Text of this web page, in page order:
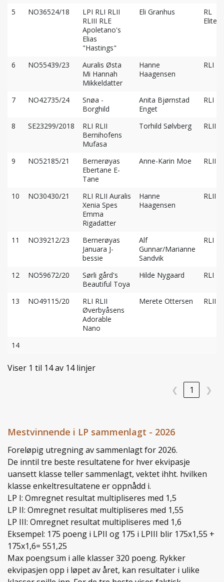
5 NO36524/18
LPI RLI RLII
RLIII RLE
Apoletano's
Elias
"Hastings"
Eli Granhus
RL
Elite
6 NO55439/23
Auralis Østa
Mi Hannah
Mikkeldatter
Hanne
Haagensen
RLI
7 NO42735/24
Snøa -
Borghild
Anita Bjørnstad
Enget
RLI
8 SE23299/2018
RLI RLII
Bernihofens
Mufasa
Torhild Sølvberg RLIII
9 NO52185/21
Bernerøyas
Ebertane E-
Tane
Anne-Karin Moe RLII
10 NO30430/21
RLI RLII Auralis
Xenia Spes
Emma
Rigadatter
Hanne
Haagensen
RLIII
11 NO39212/23
Bernerøyas
Januara J-
bessie
Alf
Gunnar/Marianne
Sandvik
RLI
12 NO59672/20
Sørli gård's
Beautiful Toya
Hilde Nygaard RLI
13 NO49115/20
RLI RLII
Øverbyåsens
Adorable
Nano
Merete Ottersen RLIII
14
Viser 1 til 14 av 14 linjer
❮
1 ❯
Mestvinnende i LP sammenlagt - 2026
Foreløpig utregning av sammenlagt for 2026.
De inntil tre beste resultatene for hver ekvipasje
uansett klasse teller sammenlagt, vektet ihht. hvilken
klasse enkeltresultatene er oppnådd i.
LP I: Omregnet resultat multipliseres med 1,5
LP II: Omregnet resultat multipliseres med 1,55
LP III: Omregnet resultat multipliseres med 1,6
Eksempel: 175 poeng i LPII og 175 i LPIII blir 175x1,55 +
175x1,6= 551,25
Max poengsum i alle klasser 320 poeng. Rykker
ekvipasjen opp i løpet av året, kan resultater i ulike